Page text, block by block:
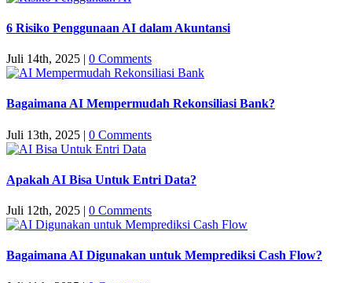
6 Risiko Penggunaan AI dalam Akuntansi
Juli 14th, 2025 | 0 Comments
Bagaimana AI Mempermudah Rekonsiliasi Bank?
Juli 13th, 2025 | 0 Comments
Apakah AI Bisa Untuk Entri Data?
Juli 12th, 2025 | 0 Comments
Bagaimana AI Digunakan untuk Memprediksi Cash Flow?